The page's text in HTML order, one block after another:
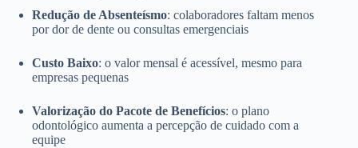
Redução de Absenteísmo: colaboradores faltam menos
por dor de dente ou consultas emergenciais
Custo Baixo: o valor mensal é acessível, mesmo para
empresas pequenas
Valorização do Pacote de Benefícios: o plano
odontológico aumenta a percepção de cuidado com a
equipe